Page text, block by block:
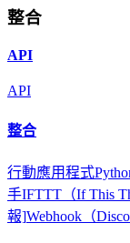
整合
API
API
整合
行動應用程式
手IFTTT（If This
報]Webhook（